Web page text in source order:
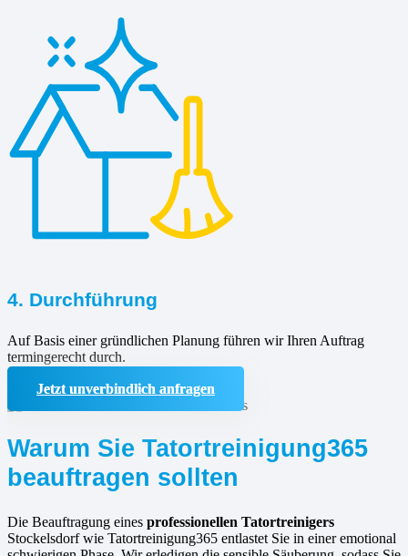
4. Durchführung
Auf Basis einer gründlichen Planung führen wir Ihren Auftrag
termingerecht durch.
Jetzt unverbindlich anfragen
Warum Sie Tatortreinigung365
beauftragen sollten
Die Beauftragung eines professionellen Tatortreinigers
Stockelsdorf wie Tatortreinigung365 entlastet Sie in einer emotional